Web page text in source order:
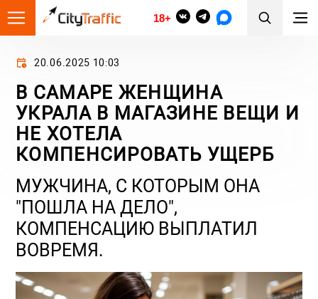
18+
20.06.2025 10:03
В САМАРЕ ЖЕНЩИНА
УКРАЛА В МАГАЗИНЕ ВЕЩИ И
НЕ ХОТЕЛА
КОМПЕНСИРОВАТЬ УЩЕРБ
МУЖЧИНА, С КОТОРЫМ ОНА
"ПОШЛА НА ДЕЛО",
КОМПЕНСАЦИЮ ВЫПЛАТИЛ
ВОВРЕМЯ.